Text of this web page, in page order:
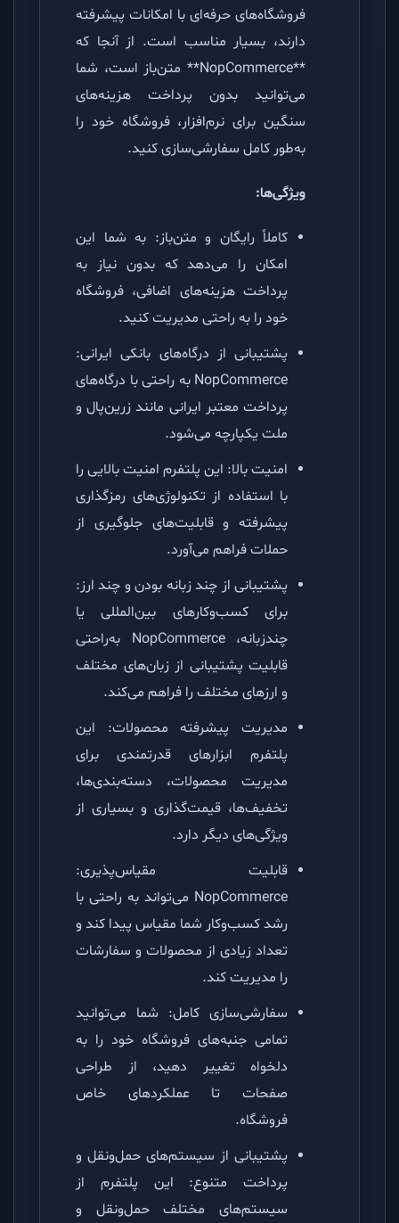
فروشگاه‌های حرفه‌ای با امکانات پیشرفته
دارند، بسیار مناسب است. از آنجا که
**NopCommerce** متن‌باز است، شما
می‌توانید بدون پرداخت هزینه‌های
سنگین برای نرم‌افزار، فروشگاه خود را
به‌طور کامل سفارشی‌سازی کنید.
ویژگی‌ها:
کاملاً رایگان و متن‌باز: به شما این
امکان را می‌دهد که بدون نیاز به
پرداخت هزینه‌های اضافی، فروشگاه
خود را به راحتی مدیریت کنید.
پشتیبانی از درگاه‌های بانکی ایرانی:
NopCommerce به راحتی با درگاه‌های
پرداخت معتبر ایرانی مانند زرین‌پال و
ملت یکپارچه می‌شود.
امنیت بالا: این پلتفرم امنیت بالایی را
با استفاده از تکنولوژی‌های رمزگذاری
پیشرفته و قابلیت‌های جلوگیری از
حملات فراهم می‌آورد.
پشتیبانی از چند زبانه بودن و چند ارز:
برای کسب‌وکارهای بین‌المللی یا
چندزبانه، NopCommerce به‌راحتی
قابلیت پشتیبانی از زبان‌های مختلف
و ارزهای مختلف را فراهم می‌کند.
مدیریت پیشرفته محصولات: این
پلتفرم ابزارهای قدرتمندی برای
مدیریت محصولات، دسته‌بندی‌ها،
تخفیف‌ها، قیمت‌گذاری و بسیاری از
ویژگی‌های دیگر دارد.
قابلیت مقیاس‌پذیری:
NopCommerce می‌تواند به راحتی با
رشد کسب‌وکار شما مقیاس پیدا کند و
تعداد زیادی از محصولات و سفارشات
را مدیریت کند.
سفارشی‌سازی کامل: شما می‌توانید
تمامی جنبه‌های فروشگاه خود را به
دلخواه تغییر دهید، از طراحی
صفحات تا عملکردهای خاص
فروشگاه.
پشتیبانی از سیستم‌های حمل‌ونقل و
پرداخت متنوع: این پلتفرم از
سیستم‌های مختلف حمل‌ونقل و